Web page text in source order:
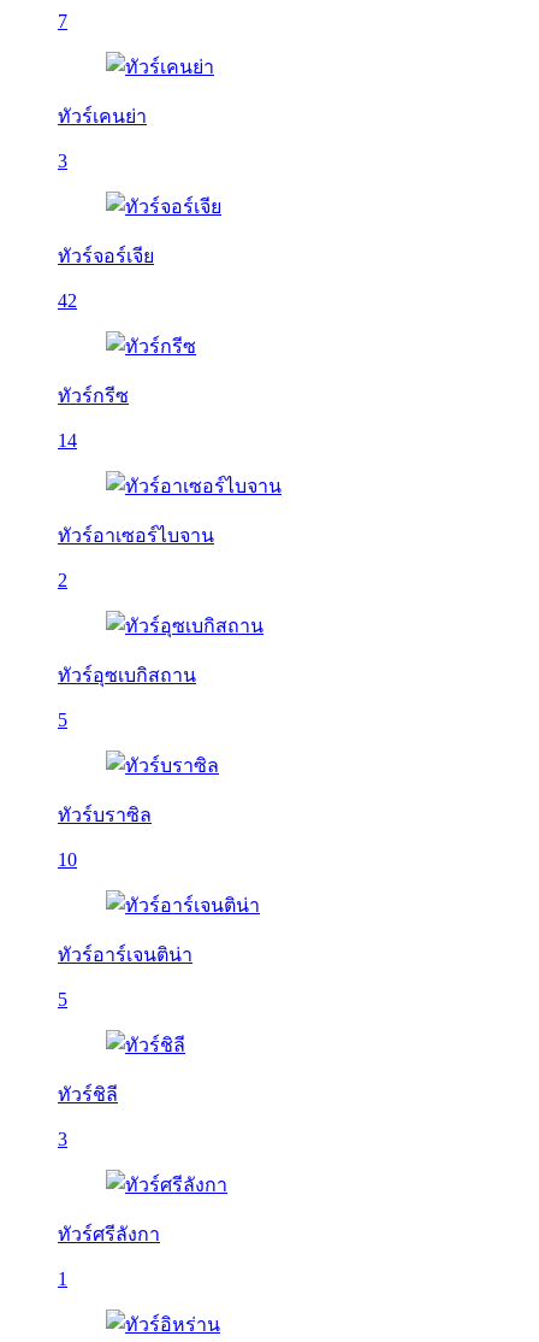
7
ทัวร์เคนย่า
3
ทัวร์จอร์เจีย
42
ทัวร์กรีซ
14
ทัวร์อาเซอร์ไบจาน
2
ทัวร์อุซเบกิสถาน
5
ทัวร์บราซิล
10
ทัวร์อาร์เจนติน่า
5
ทัวร์ชิลี
3
ทัวร์ศรีลังกา
1